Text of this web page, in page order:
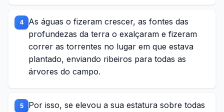
4
As águas o fizeram crescer, as fontes das
profundezas da terra o exalçaram e fizeram
correr as torrentes no lugar em que estava
plantado, enviando ribeiros para todas as
árvores do campo.
5
Por isso, se elevou a sua estatura sobre todas